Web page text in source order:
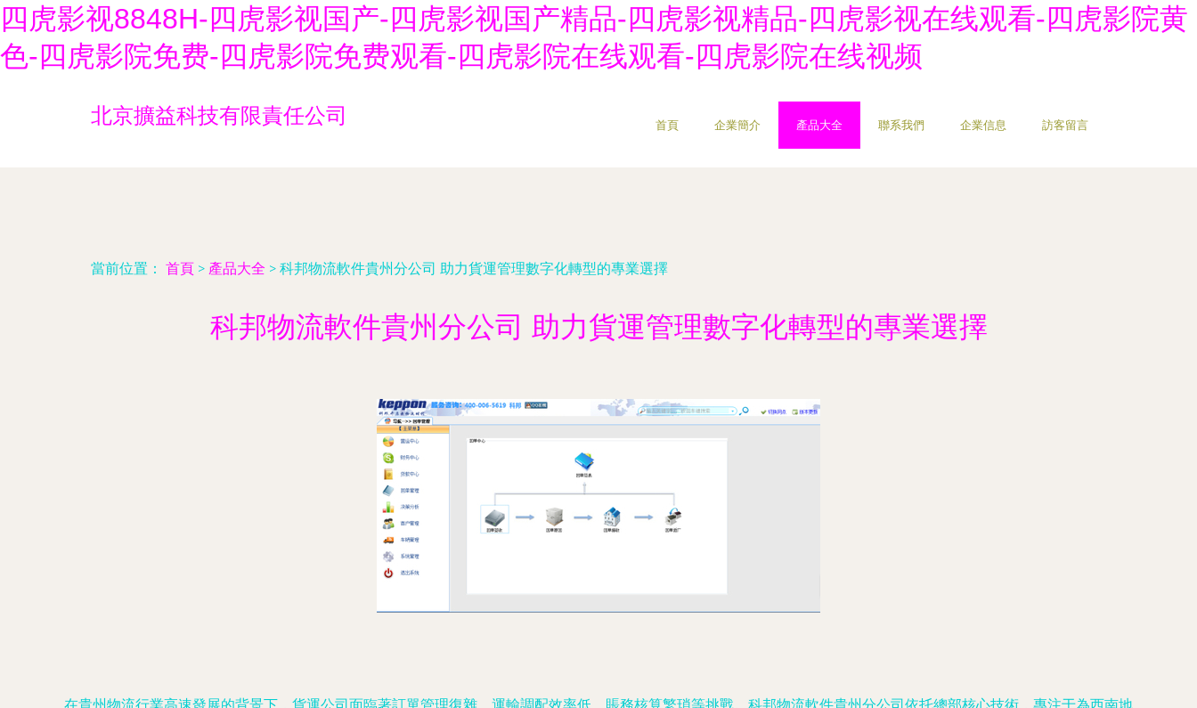
四虎影视8848H-四虎影视国产-四虎影视国产精品-四虎影视精品-四虎影视在线观看-四虎影院黄
色-四虎影院免费-四虎影院免费观看-四虎影院在线观看-四虎影院在线视频
北京擴益科技有限責任公司 首頁 企業簡介 產品大全 聯系我們 企業信息 訪客留言
當前位置： 首頁 > 產品大全 > 科邦物流軟件貴州分公司 助力貨運管理數字化轉型的專業選擇
科邦物流軟件貴州分公司 助力貨運管理數字化轉型的專業選擇